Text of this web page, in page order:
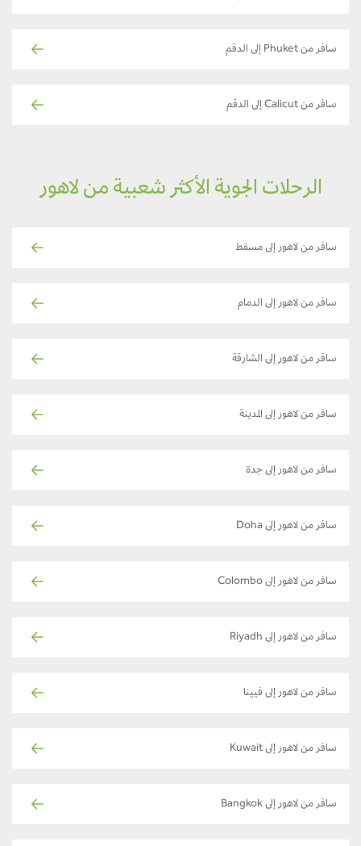
سافر من Phuket إلى الدقم
سافر من Calicut إلى الدقم
الرحلات الجوية الأكثر شعبية من لاهور
سافر من لاهور إلى مسقط
سافر من لاهور إلى الدمام
سافر من لاهور إلى الشارقة
سافر من لاهور إلى المدينة
سافر من لاهور إلى جدة
سافر من لاهور إلى Doha
سافر من لاهور إلى Colombo
سافر من لاهور إلى Riyadh
سافر من لاهور إلى فيينا
سافر من لاهور إلى Kuwait
سافر من لاهور إلى Bangkok